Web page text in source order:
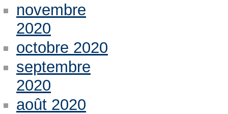
novembre
2020
octobre 2020
septembre
2020
août 2020